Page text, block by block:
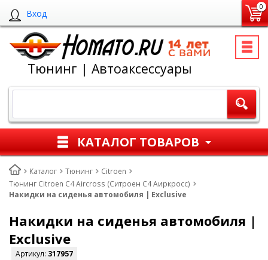
Вход
0
Тюнинг | Автоаксессуары
КАТАЛОГ ТОВАРОВ
Каталог Тюнинг
Citroen
Тюнинг Citroen C4 Aircross (Ситроен С4 Аиркросс)
Накидки на сиденья автомобиля | Exclusive
Накидки на сиденья автомобиля |
Exclusive
Артикул: 317957